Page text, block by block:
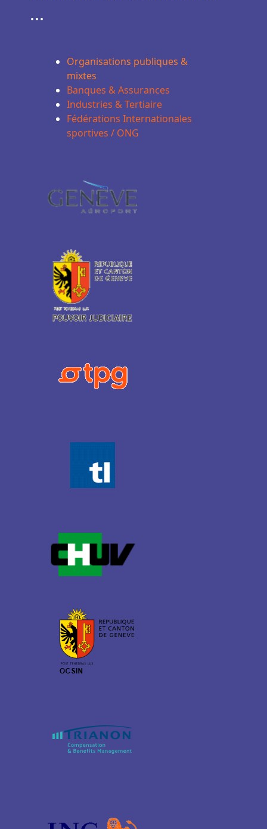
...
Organisations publiques &
mixtes
Banques & Assurances
Industries & Tertiaire
Fédérations Internationales
sportives / ONG